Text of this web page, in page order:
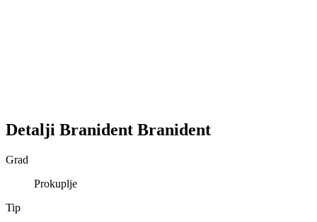
Detalji Branident Branident
Grad
Prokuplje
Tip